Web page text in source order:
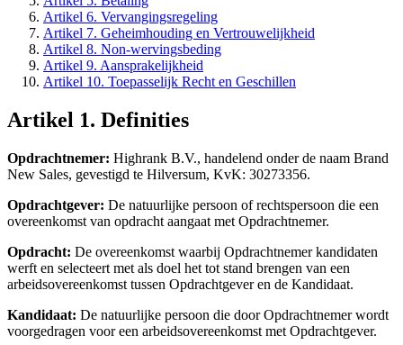
Artikel 6. Vervangingsregeling
Artikel 7. Geheimhouding en Vertrouwelijkheid
Artikel 8. Non-wervingsbeding
Artikel 9. Aansprakelijkheid
Artikel 10. Toepasselijk Recht en Geschillen
Artikel 1. Definities
Opdrachtnemer: Highrank B.V., handelend onder de naam Brand
New Sales, gevestigd te Hilversum, KvK: 30273356.
Opdrachtgever: De natuurlijke persoon of rechtspersoon die een
overeenkomst van opdracht aangaat met Opdrachtnemer.
Opdracht: De overeenkomst waarbij Opdrachtnemer kandidaten
werft en selecteert met als doel het tot stand brengen van een
arbeidsovereenkomst tussen Opdrachtgever en de Kandidaat.
Kandidaat: De natuurlijke persoon die door Opdrachtnemer wordt
voorgedragen voor een arbeidsovereenkomst met Opdrachtgever.